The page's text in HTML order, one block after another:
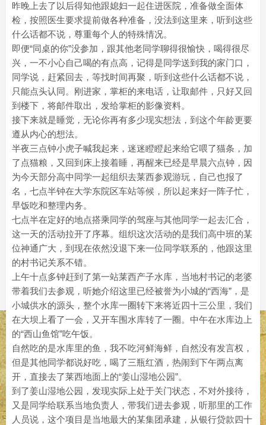
昨晚上去了以后得知他跟媳妇一起住进医院，准备做全面体
检，按照医生要求提前做各种准备，没法到这里来，听到这些
什么话都不说，尊重每个人的特殊情况。
即便“同桌的你”没参加，跟其他老同学聊得很愉快，喝得很尽
兴，一不小心自己喝的有点高，记得是同学送到我的家门口，
同学说，赶紧回去，等找时间再聚，听到这些什么话都不说，
只能点头认同。刚进家，掌柜的来电话，让取邮件，只好又回
到楼下，将邮件取出，发给掌柜的影像资料。
接下来就是睡觉，无论你再有多少现实想法，到这个年龄更要
遵从内心的想法。
半夜三点钟小虎子喊我起来，迷迷瞪瞪起来给它喂了猫条，加
了点猫粮，又回到床上接着睡，再醒来已经是早晨六点钟，因
为今天部分高中同学一起组织去莱西参观游玩，自己也报了
名，七点半钟在大学东院区车站等候，所以起来好一阵子忙，
早饭吃和整理内务。
七点半在定好的地点搭乘同学的驾座与其他同学一起去汇合，
这一天的活动拉开了序幕。组织这次活动的是我们高中班的某
位神通广大，到现在依然没退下来一位同学联系的，他跟这里
的村书记关系不错。
上午十点多钟赶到了第一站莱西产子水库，当地村书记的老婆
带着我们去参观，听她介绍这里已经被誉为小城的“西海”，是
小城供水的源头，整个水库一圈转下来将近四十三公里，我们
在大坝上看了一会，又开车围水库转了一圈。中午在水库边上
的“西山鱼馆”吃午饭。
自然吃的是水库里的鱼，我不吃河鲜海鲜，自然没有发言权，
但是其他同学都说好吃，喝了三瓶红酒，热闹到下午两点离
开，直接去了莱西地面上的“姜山湿地公园”。
到了姜山湿地公园，发现实际上处于关门状态，不对外接待，
又是同学给联系当地负责人，带我们进去参观，听那里的工作
人员说，这个项目是当地最大的某集团承建，从银行贷款四十